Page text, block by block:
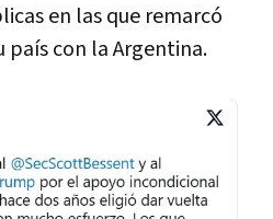
en las que remarcó
país con la Argentina.